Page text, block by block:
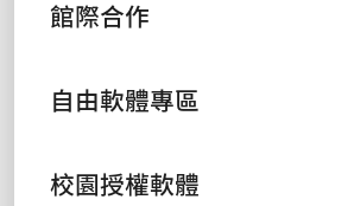
館際合作
自由軟體專區
校園授權軟體